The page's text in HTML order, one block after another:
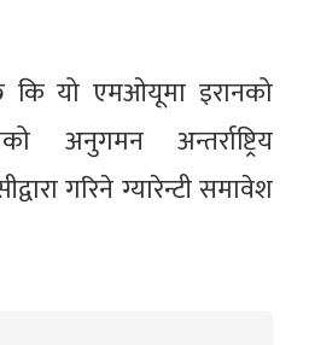
यो एमओयूमा इरानको
अनुगमन अन्तर्राष्ट्रिय
गरिने ग्यारेन्टी समावेश